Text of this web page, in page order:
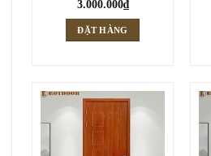
3.000.000₫
ĐẶT HÀNG